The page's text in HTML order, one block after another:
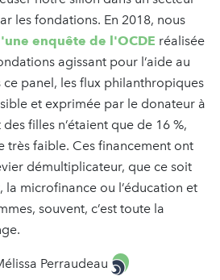
les fondations. En 2018, nous
enquête de l'OCDE réalisée
agissant pour l’aide au
panel, les flux philanthropiques
et exprimée par le donateur à
filles n’étaient que de 16 %,
très faible. Ces financement ont
démultiplicateur, que ce soit
la microfinance ou l’éducation et
souvent, c’est toute la
Perraudeau